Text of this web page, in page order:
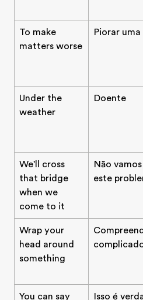
To make
matters worse
Piorar
Under the
weather
Doente
We'll cross
that bridge
when we
come to it
Não
este
Wrap your
head around
something
You can say
Isso é